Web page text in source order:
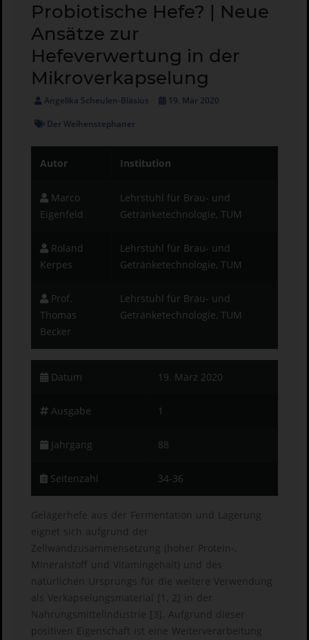
Probiotische Hefe? | Neue
Ansätze zur
Hefeverwertung in der
Mikroverkapselung
Angelika Scheulen-Bläsius
19. Mär 2020
Der Weihenstephaner
Autor Institution
Marco
Eigenfeld
Lehrstuhl für Brau- und
Getränketechnologie, TUM
Roland
Kerpes
Lehrstuhl für Brau- und
Getränketechnologie, TUM
Prof.
Thomas
Becker
Lehrstuhl für Brau- und
Getränketechnologie, TUM
Datum 19. März 2020
Ausgabe 1
Jahrgang 88
Seitenzahl 34-36
Gelägerhefe aus der Fermentation und Lagerung
eignet sich aufgrund der
Zellwandzusammensetzung (hoher Protein-,
Mineralstoff und Vitamingehalt) und des
natürlichen Ursprungs für die weitere Verwendung
als Verkapselungsmaterial [1, 2] in der
Nahrungsmittelindustrie [3]. Aufgrund dieser
positiven Eigenschaft ist eine Weiterverarbeitung